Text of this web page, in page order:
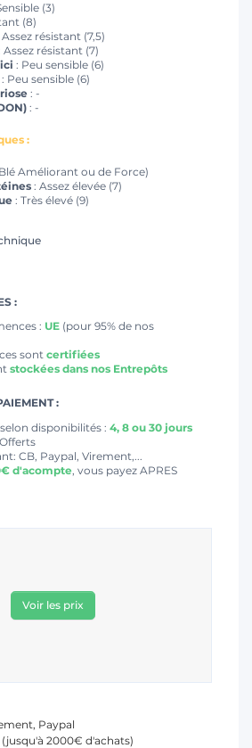
(3)
(8)
Assez résistant (7,5)
Assez résistant (7)
: Peu sensible (6)
: Peu sensible (6)
: -
: -
:
Améliorant ou de Force)
: Assez élevée (7)
: Très élevé (9)
:
: UE (pour 95% de nos
sont certifiées
stockées dans nos Entrepôts
:
disponibilités : 4, 8 ou 30 jours
CB, Paypal, Virement,...
d'acompte , vous payez APRES
Voir les prix
Paypal
(jusqu'à 2000€ d'achats)